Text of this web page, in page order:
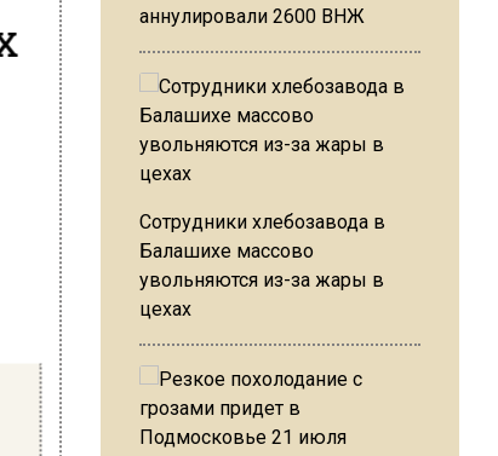
аннулировали 2600 ВНЖ
Сотрудники хлебозавода в
Балашихе массово
увольняются из-за жары в
цехах